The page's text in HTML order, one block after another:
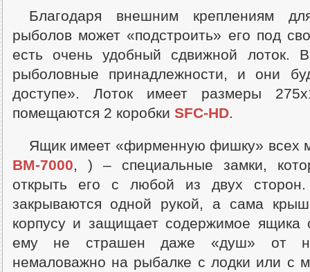
Благодаря внешним креплениям
рыболов может «подстроить» его под
есть очень удобный сдвижной лоток.
рыболовные принадлежности, и они
доступе». Лоток имеет размеры
помещаются 2 коробки SFC-HD.
Ящик имеет «фирменную фишку» всех
BM-7000 , ) – специальные замки,
открыть его с любой из двух
закрываются одной рукой, а сама
корпусу и защищает содержимое ящика
ему не страшен даже «душ» от
немаловажно на рыбалке с лодки или с